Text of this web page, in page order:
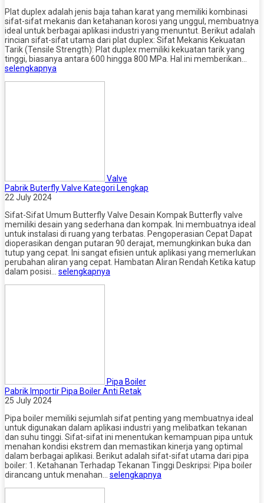
Plat duplex adalah jenis baja tahan karat yang memiliki kombinasi
sifat-sifat mekanis dan ketahanan korosi yang unggul, membuatnya
ideal untuk berbagai aplikasi industri yang menuntut. Berikut adalah
rincian sifat-sifat utama dari plat duplex: Sifat Mekanis Kekuatan
Tarik (Tensile Strength): Plat duplex memiliki kekuatan tarik yang
tinggi, biasanya antara 600 hingga 800 MPa. Hal ini memberikan…
selengkapnya
Valve
Pabrik Buterfly Valve Kategori Lengkap
22 July 2024
Sifat-Sifat Umum Butterfly Valve Desain Kompak Butterfly valve
memiliki desain yang sederhana dan kompak. Ini membuatnya ideal
untuk instalasi di ruang yang terbatas. Pengoperasian Cepat Dapat
dioperasikan dengan putaran 90 derajat, memungkinkan buka dan
tutup yang cepat. Ini sangat efisien untuk aplikasi yang memerlukan
perubahan aliran yang cepat. Hambatan Aliran Rendah Ketika katup
dalam posisi… selengkapnya
Pipa Boiler
Pabrik Importir Pipa Boiler Anti Retak
25 July 2024
Pipa boiler memiliki sejumlah sifat penting yang membuatnya ideal
untuk digunakan dalam aplikasi industri yang melibatkan tekanan
dan suhu tinggi. Sifat-sifat ini menentukan kemampuan pipa untuk
menahan kondisi ekstrem dan memastikan kinerja yang optimal
dalam berbagai aplikasi. Berikut adalah sifat-sifat utama dari pipa
boiler: 1. Ketahanan Terhadap Tekanan Tinggi Deskripsi: Pipa boiler
dirancang untuk menahan… selengkapnya